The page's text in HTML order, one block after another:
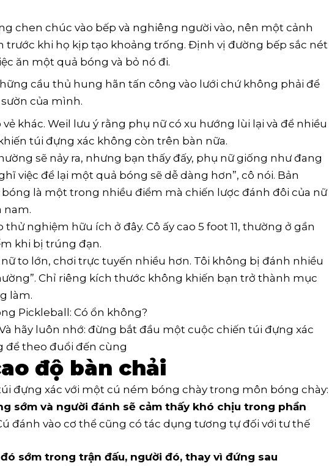
chen chúc vào bếp và nghiêng người vào, nên một cảnh
trước khi họ kịp tạo khoảng trống. Định vị đường bếp sắc nét
ăn một quả bóng và bỏ nó đi.
cầu thủ hung hãn tấn công vào lưới chứ không phải để
của mình.
khác. Weil lưu ý rằng phụ nữ có xu hướng lùi lại và để nhiều
túi đựng xác không còn trên bàn nữa.
sẽ nảy ra, nhưng bạn thấy đấy, phụ nữ giống như đang
việc để lại một quả bóng sẽ dễ dàng hơn”, cô nói. Bản
là một trong nhiều điểm mà chiến lược đánh đôi của nữ
nam.
nghiệm hữu ích ở đây. Cô ấy cao 5 foot 11, thường ở gần
khi bị trúng đạn.
nữ to lớn, chơi trực tuyến nhiều hơn. Tôi không bị đánh nhiều
Chỉ riêng kích thước không khiến bạn trở thành mục
làm.
Pickleball: Có ổn không?
hãy luôn nhớ: đừng bắt đầu một cuộc chiến túi đựng xác
để theo đuổi đến cùng
độ bàn chải
đựng xác với một cú ném bóng chày trong môn bóng chày:
sớm và người đánh sẽ cảm thấy khó chịu trong phần
đánh vào cơ thể cũng có tác dụng tương tự đối với tư thế
đó sớm trong trận đấu, người đó, thay vì đứng sau